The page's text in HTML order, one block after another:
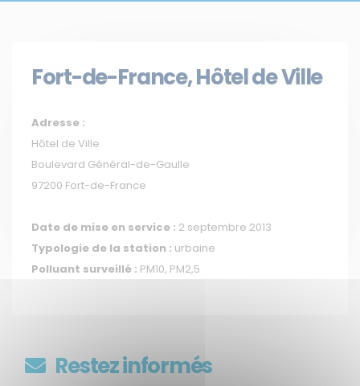
Fort-de-France, Hôtel de Ville
Adresse :
Hôtel de Ville
Boulevard Général-de-Gaulle
97200 Fort-de-France
Date de mise en service : 2 septembre 2013
Typologie de la station : urbaine
Polluant surveillé : PM10, PM2,5
Restez informés